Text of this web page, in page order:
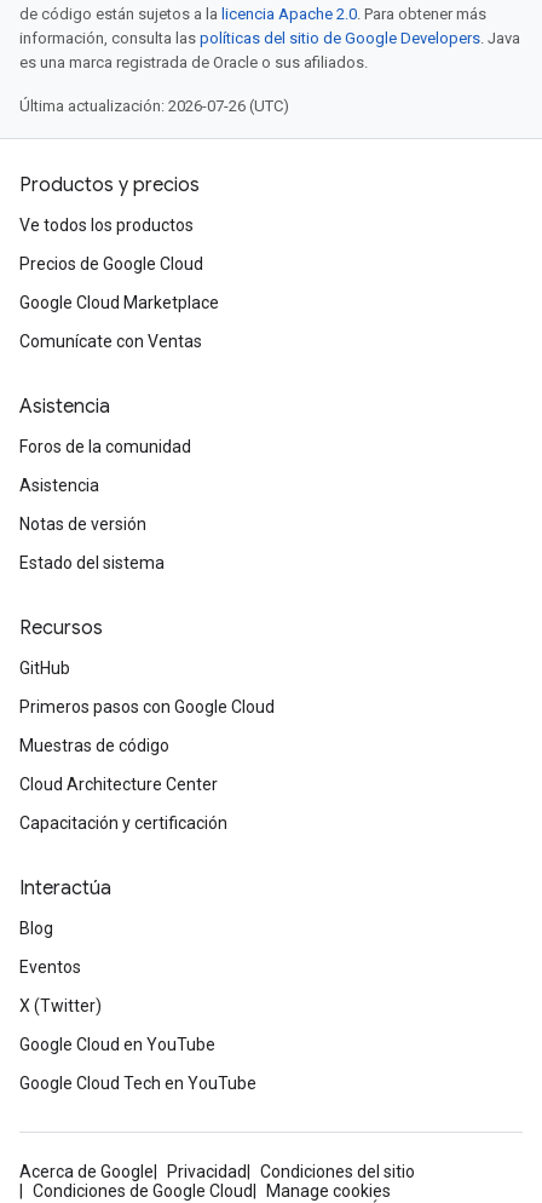
de código están sujetos a la licencia Apache 2.0. Para obtener más
información, consulta las políticas del sitio de Google Developers. Java
es una marca registrada de Oracle o sus afiliados.
Última actualización: 2026-07-26 (UTC)
Productos y precios
Ve todos los productos
Precios de Google Cloud
Google Cloud Marketplace
Comunícate con Ventas
Asistencia
Foros de la comunidad
Asistencia
Notas de versión
Estado del sistema
Recursos
GitHub
Primeros pasos con Google Cloud
Muestras de código
Cloud Architecture Center
Capacitación y certificación
Interactúa
Blog
Eventos
X (Twitter)
Google Cloud en YouTube
Google Cloud Tech en YouTube
Acerca de Google Privacidad
Condiciones del sitio
Condiciones de Google Cloud
Manage cookies